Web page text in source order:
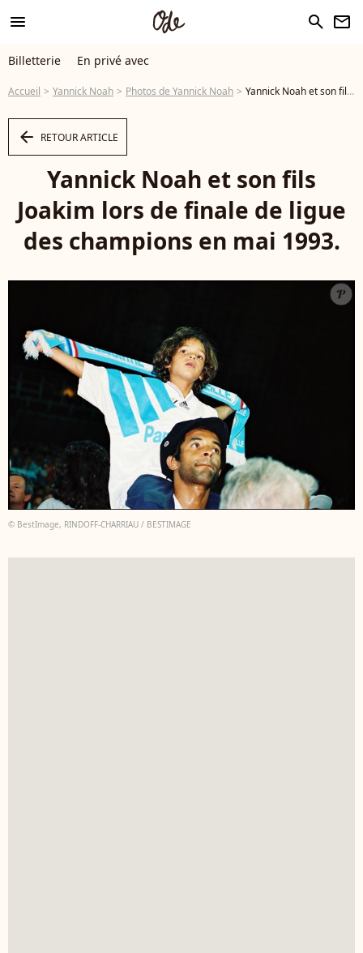
menu search newsletter
Billetterie En privé avec
Accueil Yannick Noah Photos de Yannick Noah Yannick Noah et son fils Joakim lors de finale de ligue des champions en mai 1993. - Photo
arrow_left RETOUR ARTICLE
Yannick Noah et son fils
Joakim lors de finale de ligue
des champions en mai 1993.
© BestImage, RINDOFF-CHARRIAU / BESTIMAGE